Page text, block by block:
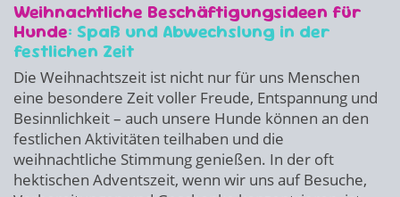
Weihnachtliche Beschäftigungsideen für
Hunde: Spaß und Abwechslung in der
festlichen Zeit
Die Weihnachtszeit ist nicht nur für uns Menschen
eine besondere Zeit voller Freude, Entspannung und
Besinnlichkeit – auch unsere Hunde können an den
festlichen Aktivitäten teilhaben und die
weihnachtliche Stimmung genießen. In der oft
hektischen Adventszeit, wenn wir uns auf Besuche,